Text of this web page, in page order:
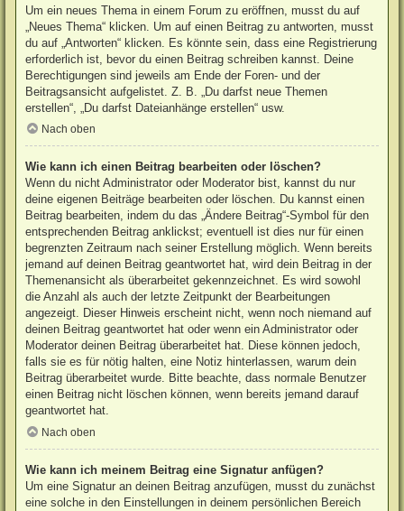
Um ein neues Thema in einem Forum zu eröffnen, musst du auf
„Neues Thema“ klicken. Um auf einen Beitrag zu antworten, musst
du auf „Antworten“ klicken. Es könnte sein, dass eine Registrierung
erforderlich ist, bevor du einen Beitrag schreiben kannst. Deine
Berechtigungen sind jeweils am Ende der Foren- und der
Beitragsansicht aufgelistet. Z. B. „Du darfst neue Themen
erstellen“, „Du darfst Dateianhänge erstellen“ usw.
Nach oben
Wie kann ich einen Beitrag bearbeiten oder löschen?
Wenn du nicht Administrator oder Moderator bist, kannst du nur
deine eigenen Beiträge bearbeiten oder löschen. Du kannst einen
Beitrag bearbeiten, indem du das „Ändere Beitrag“-Symbol für den
entsprechenden Beitrag anklickst; eventuell ist dies nur für einen
begrenzten Zeitraum nach seiner Erstellung möglich. Wenn bereits
jemand auf deinen Beitrag geantwortet hat, wird dein Beitrag in der
Themenansicht als überarbeitet gekennzeichnet. Es wird sowohl
die Anzahl als auch der letzte Zeitpunkt der Bearbeitungen
angezeigt. Dieser Hinweis erscheint nicht, wenn noch niemand auf
deinen Beitrag geantwortet hat oder wenn ein Administrator oder
Moderator deinen Beitrag überarbeitet hat. Diese können jedoch,
falls sie es für nötig halten, eine Notiz hinterlassen, warum dein
Beitrag überarbeitet wurde. Bitte beachte, dass normale Benutzer
einen Beitrag nicht löschen können, wenn bereits jemand darauf
geantwortet hat.
Nach oben
Wie kann ich meinem Beitrag eine Signatur anfügen?
Um eine Signatur an deinen Beitrag anzufügen, musst du zunächst
eine solche in den Einstellungen in deinem persönlichen Bereich